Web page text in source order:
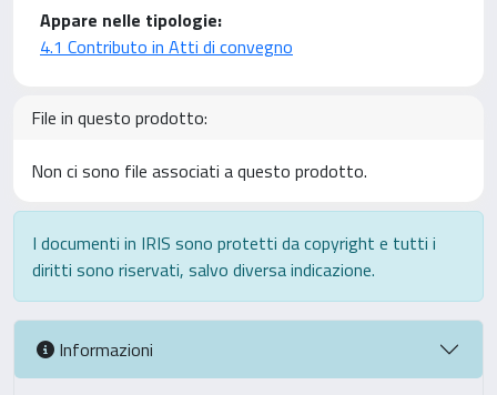
Appare nelle tipologie:
4.1 Contributo in Atti di convegno
File in questo prodotto:
Non ci sono file associati a questo prodotto.
I documenti in IRIS sono protetti da copyright e tutti i
diritti sono riservati, salvo diversa indicazione.
Informazioni